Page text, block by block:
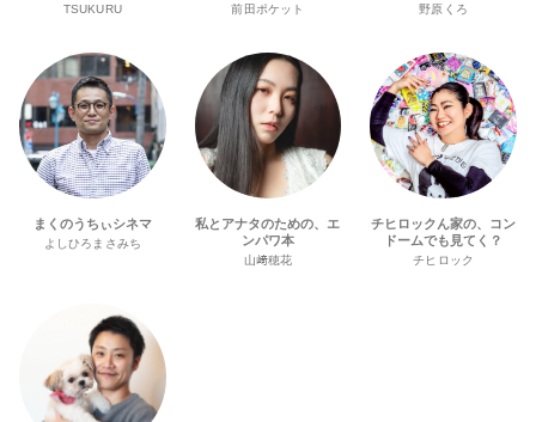
TSUKURU 前田ポケット 野原くろ
まくのうちぃシネマ
よしひろまさみち
私とアナタのための、エ
ンパワ本
山﨑穂花
チヒロックん家の、コン
ドームでも見てく？
チヒロック